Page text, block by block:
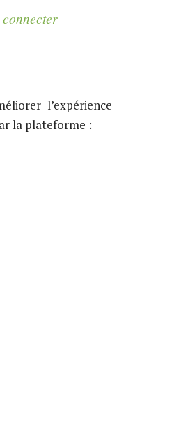
l’expérience
la plateforme :